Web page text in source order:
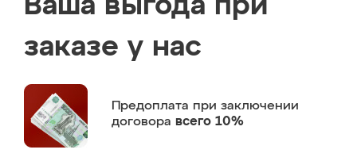
Ваша выгода при
заказе у нас
Предоплата при заключении
договора всего 10%